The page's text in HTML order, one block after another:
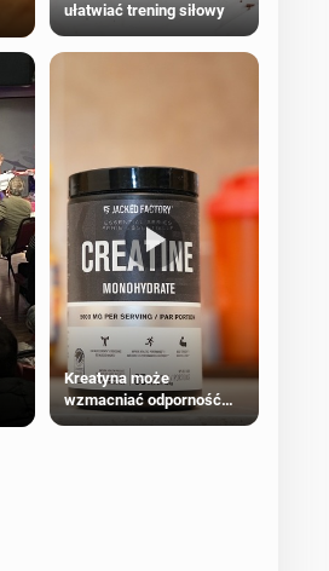
ułatwiać trening siłowy
Kreatyna może
wzmacniać odporność
przeciw nowotworom